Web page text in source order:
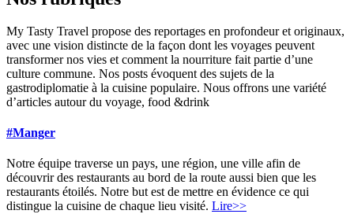
My Tasty Travel propose des reportages en profondeur et originaux,
avec une vision distincte de la façon dont les voyages peuvent
transformer nos vies et comment la nourriture fait partie d’une
culture commune. Nos posts évoquent des sujets de la
gastrodiplomatie à la cuisine populaire. Nous offrons une variété
d’articles autour du voyage, food &drink
#Manger
Notre équipe traverse un pays, une région, une ville afin de
découvrir des restaurants au bord de la route aussi bien que les
restaurants étoilés. Notre but est de mettre en évidence ce qui
distingue la cuisine de chaque lieu visité. Lire>>